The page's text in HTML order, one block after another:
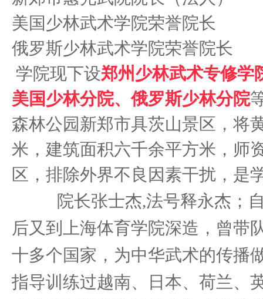
美国少林武术学院荣誉院长
俄罗斯少林武术学院荣誉院长
学院现下设郑州少林武术专修学
美国少林分院、俄罗斯少林分院
森林公园新郑市具茨山景区，将
米，建筑面积六千余平方米，师
区，排除外界不良因素干扰，是
院长张士杰,法号释永杰；
后又到上海体育学院深造，曾带
十多个国家，为中华武术的传播
指导训练过越南、日本、荷兰、